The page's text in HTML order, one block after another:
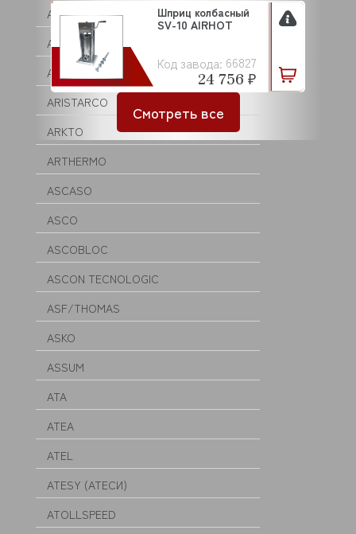
APACH
APS
AQUA
ARISTARCO
ARKTO
ARTHERMO
ASCASO
ASCO
ASCOBLOC
ASCON TECNOLOGIC
ASF/THOMAS
ASKO
ASSUM
ATA
ATEA
ATEL
ATESY (АТЕСИ)
ATOLLSPEED
Код завода: 66827
Шприц колбасный
SV-10 AIRHOT
24 756 ₽
Смотреть все